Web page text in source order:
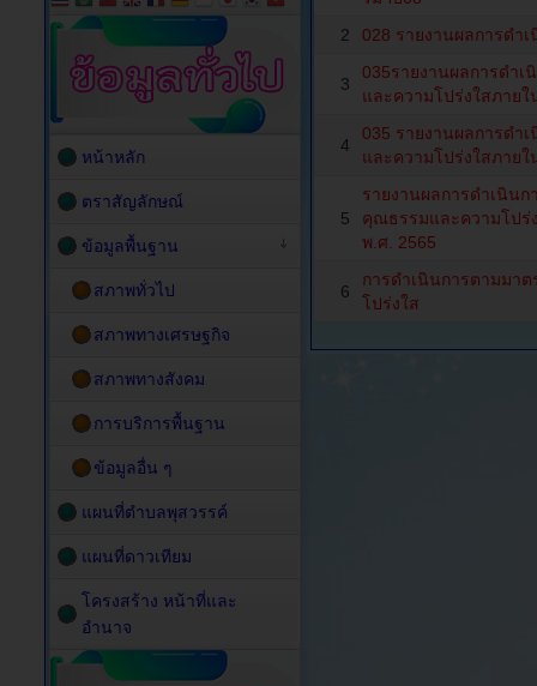
2
028 รายงานผลการดำ
3
035รายงานผลการดำ
และความโปร่งใสภาย
4
035 รายงานผลการดำ
และความโปร่งใสภายใ
5
รายงานผลการดำเนินก
คุณธรรมและความโปร่
พ.ศ. 2565
6
การดำเนินการตามมา
โปร่งใส
หน้าหลัก
ตราสัญลักษณ์
ข้อมูลพื้นฐาน
สภาพทั่วไป
สภาพทางเศรษฐกิจ
สภาพทางสังคม
การบริการพื้นฐาน
ข้อมูลอื่น ๆ
แผนที่ตำบลพุสวรรค์
แผนที่ดาวเทียม
โครงสร้าง หน้าที่และ
อำนาจ